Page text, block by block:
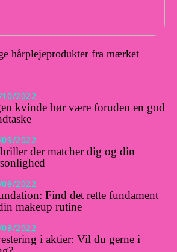
hårplejeprodukter fra mærket
2022
kvinde bør være foruden en god
09/2022
der matcher dig og din
09/2022
Find det rette fundament
makeup rutine
2022
i aktier: Vil du gerne i